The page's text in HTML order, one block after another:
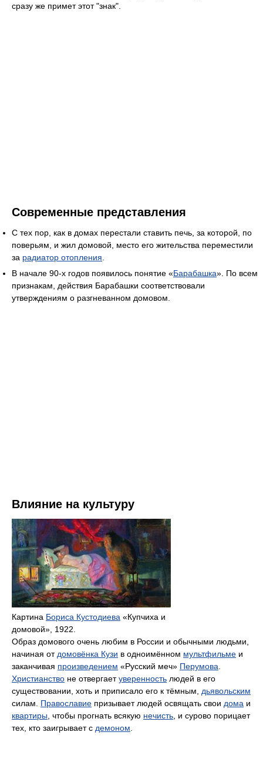
сразу же примет этот "знак".
Современные представления
С тех пор, как в домах перестали ставить печь, за которой, по
поверьям, и жил домовой, место его жительства переместили
за радиатор отопления
В начале 90-х годов появилось понятие «Барабашка». По всем
признакам, действия Барабашки соответствовали
утверждениям о разгневанном домовом.
Влияние на культуру
Картина Бориса Кустодиева «Купчиха и
домовой», 1922.
Образ домового очень любим в России и обычными людьми,
начиная от домовёнка Кузи в одноимённом мультфильме и
заканчивая произведением «Русский меч» Перумова
Христианство не отвергаетуверенность людей в его
существовании, хоть и приписало его к тёмным, дьявольским
силам. Православие призывает людей освящать свои дома и
квартиры , чтобы прогнать всякую нечисть , и сурово порицает
тех, кто заигрывает с демоном